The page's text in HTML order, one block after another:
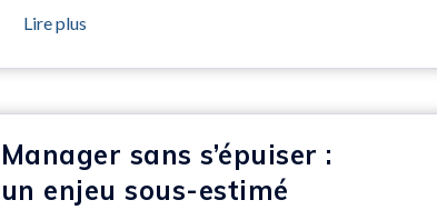
Lire plus
Manager sans s’épuiser :
un enjeu sous-estimé